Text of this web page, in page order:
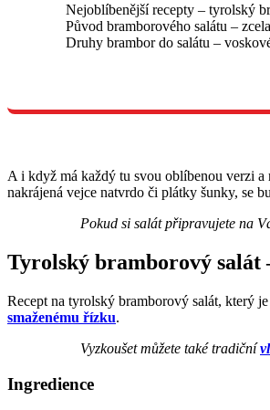
Nejoblíbenější recepty – tyrolský
Původ bramborového salátu –
Druhy brambor do salátu –
A i když má každý tu svou oblíbenou verzi a
nakrájená vejce natvrdo či plátky šunky, se
Pokud si salát připravujete na
Tyrolský bramborový salát
Recept na tyrolský bramborový salát, který
smaženému řízku.
Vyzkoušet můžete také tradiční
Ingredience